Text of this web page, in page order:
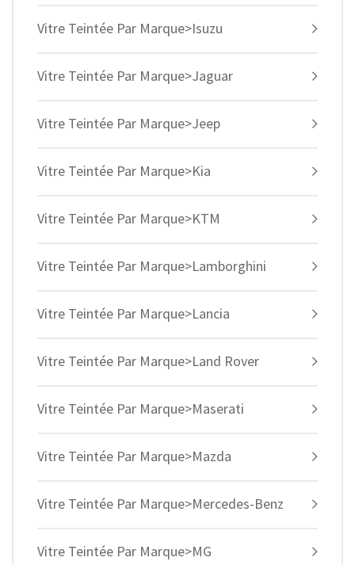
Vitre Teintée Par Marque>Isuzu
Vitre Teintée Par Marque>Jaguar
Vitre Teintée Par Marque>Jeep
Vitre Teintée Par Marque>Kia
Vitre Teintée Par Marque>KTM
Vitre Teintée Par Marque>Lamborghini
Vitre Teintée Par Marque>Lancia
Vitre Teintée Par Marque>Land Rover
Vitre Teintée Par Marque>Maserati
Vitre Teintée Par Marque>Mazda
Vitre Teintée Par Marque>Mercedes-Benz
Vitre Teintée Par Marque>MG